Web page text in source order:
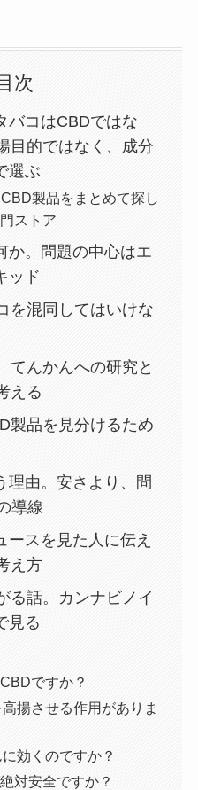
次
バコはCBDではな
目的ではなく、成分
選ぶ
製品をまとめて探し
ストア
か。問題の中心はエ
ッド
を混同してはいけな
てんかんへの研究と
える
製品を見分けるため
理由。安さより、問
導線
ースを見た人に伝え
え方
る話。カンナビノイ
見る
ですか？
揚させる作用がありま
効くのですか？
対安全ですか？